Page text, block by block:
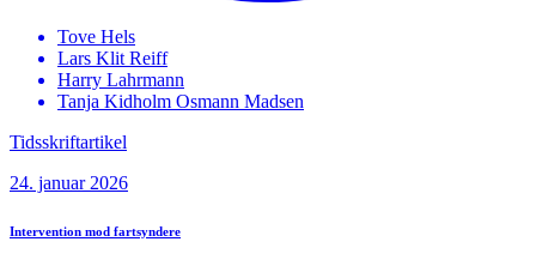
Tove Hels
Lars Klit Reiff
Harry Lahrmann
Tanja Kidholm Osmann Madsen
Tidsskriftartikel
24. januar 2026
Intervention mod fartsyndere